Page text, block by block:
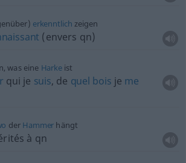
erkenntlich zeigen
(envers qn)
was eine Harkeist
qui je suis, de quel bois je me
der Hammer hängt
à qn